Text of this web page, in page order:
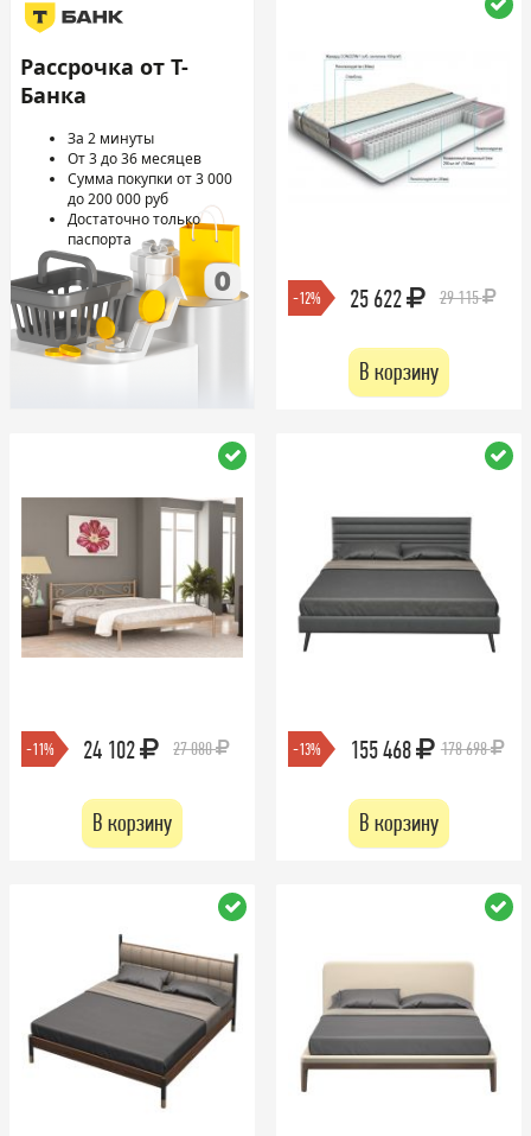
Рассрочка от Т-
Банка
За 2 минуты
От 3 до 36 месяцев
Сумма покупки от 3 000
до 200 000 руб
Достаточно только
паспорта
-12% 25 622 29 115
В корзину
-11% 24 102 27 080
В корзину
-13% 155 468 178 698
В корзину